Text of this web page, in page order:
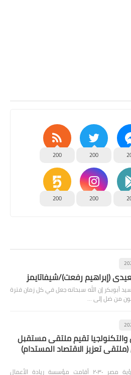
200
200
200
200
(إبراهيم رفعت)/شيفاتايمز
أبوبكر إن الله سبحانه جعل في كل زمان فترة
من ضل إلى …
والتكنولجيا تقيم ملتقى مستقبل
تعزيز الاقتصاد المستدام)
✍️ سهيلة محي على نهج رؤية مصر ٢٠٣٠ أقامت مؤسسة ريادة الأعمال